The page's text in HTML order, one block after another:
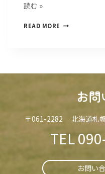
読む »
READ MORE
お
〒061-2282 北海道札
TEL
お問い